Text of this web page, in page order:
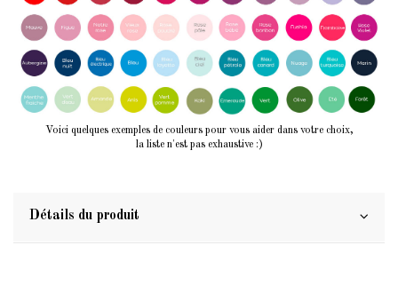
Voici quelques exemples de couleurs pour vous aider dans votre choix,
la liste n'est pas exhaustive :)
Détails du produit